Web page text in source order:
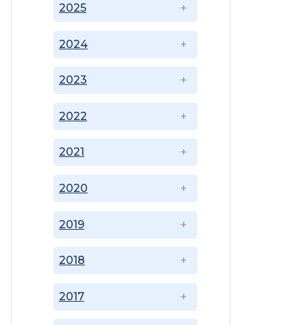
2017
2018
2019
2020
2021
2022
2023
2024
2025